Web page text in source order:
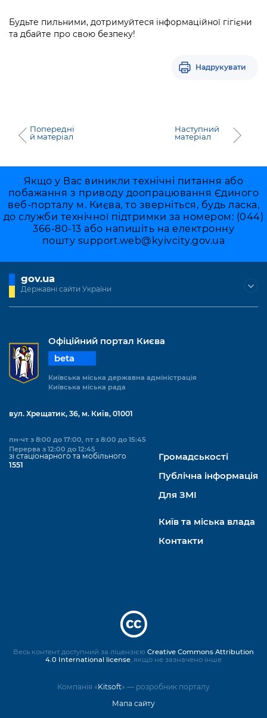
Будьте пильними, дотримуйтеся інформаційної гігієни
та дбайте про свою безпеку!
Надрукувати
Попередні
й матеріал
Наступний
матеріал
Якщо у Вас виникли технічні питання або
побажання з приводу доопрацювання Єдиного
веб-порталу м. Києва, то зверніться, будь ласка,
до служби технічної підтримки за номером: (044)
366-80-13 або напишіть на електронну
пошту support.web@kyivcity.gov.ua
gov.ua
Державні сайти України
Офіційний портал Києва
beta
Київська міська державна адміністрація
Київська міська рада
вул. Хрещатик, 36, м. Київ, 01001
пн-чт з 8:00 до 17:00, пт з 8:00 до 15:45
Перерва з 12:00 до 12:45
зі стаціонарного та мобільного
1551
Громадськості
Публічна інформація
Для ЗМІ
Київ та міська влада
Контакти
Компанія «Kitsoft» — розробник порталу
Мапа сайту
Весь контент доступний за ліцензією Creative Commons Attribution
4.0 International license, якщо не зазначено інше